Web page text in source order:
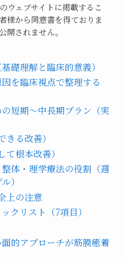
ウェブサイトに掲載するこ
様から同意書を得ておりま
開されません。
礎理解と臨床的意義）
を臨床視点で整理する
短期〜中長期プラン（実
きる改善）
て根本改善）
体・理学療法の役割（週
）
上の注意
クリスト（7項目）
的アプローチが筋膜癒着